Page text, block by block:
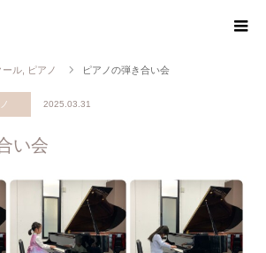
ール ピアノ ピアノの弾き合い会
2025.03.31
い会